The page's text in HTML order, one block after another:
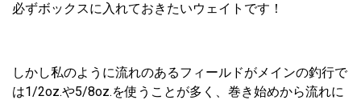
必ずボックスに入れておきたいウェイトです！
しかし私のように流れのあるフィールドがメインの釣行で
は1/2oz.や5/8oz.を使うことが多く、巻き始めから流れに